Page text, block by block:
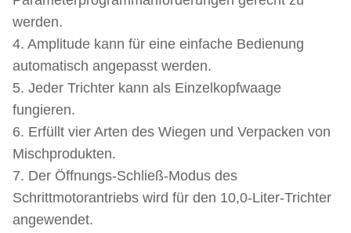
werden.
4. Amplitude kann für eine einfache Bedienung
automatisch angepasst werden.
5. Jeder Trichter kann als Einzelkopfwaage
fungieren.
6. Erfüllt vier Arten des Wiegen und Verpacken von
Mischprodukten.
7. Der Öffnungs-Schließ-Modus des
Schrittmotorantriebs wird für den 10,0-Liter-Trichter
angewendet.